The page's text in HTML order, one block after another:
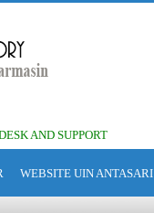
AND SUPPORT
WEBSITE UIN ANTASARI